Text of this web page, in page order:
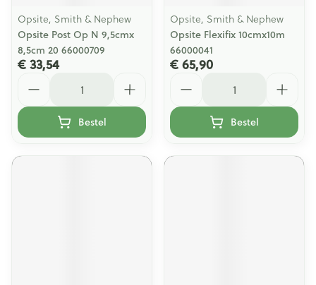
Opsite, Smith & Nephew
Opsite Post Op N 9,5cmx
8,5cm 20 66000709
€ 33,54
Bestel
Opsite, Smith & Nephew
Opsite Flexifix 10cmx10m
66000041
€ 65,90
Bestel